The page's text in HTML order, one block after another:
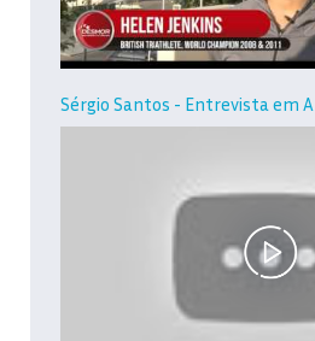
Sérgio Santos - Entrevista em A